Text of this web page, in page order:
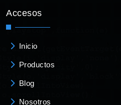
Accesos
Inicio
Productos
Blog
Nosotros